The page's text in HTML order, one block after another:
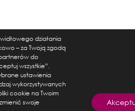
działania
– za Twoją zgodą
do
wszystkie”.
ustawienia
wykorzystywanych
cookie na Twoim
swoje